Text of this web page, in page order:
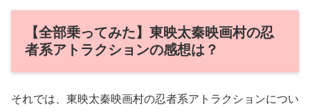
【全部乗ってみた】東映太秦映画村の忍
者系アトラクションの感想は？
それでは、東映太秦映画村の忍者系アトラクションについ